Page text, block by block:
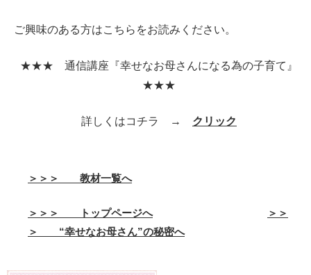
ご興味のある方はこちらをお読みください。
★★★ 通信講座『幸せなお母さんになる為の子育て』
★★★
詳しくはコチラ → クリック
＞＞＞ 教材一覧へ
＞＞＞ トップページへ
＞＞
＞ “幸せなお母さん”の秘密へ